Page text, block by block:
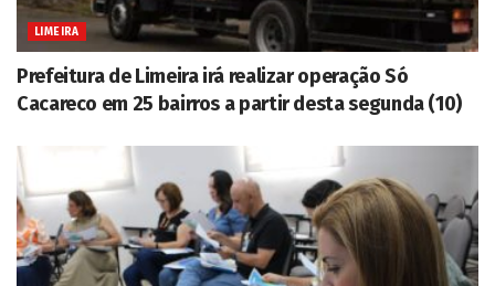
LIMEIRA
Prefeitura de Limeira irá realizar operação Só
Cacareco em 25 bairros a partir desta segunda (10)